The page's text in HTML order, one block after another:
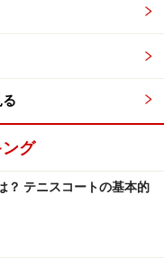
グ
？ テニスコートの基本的